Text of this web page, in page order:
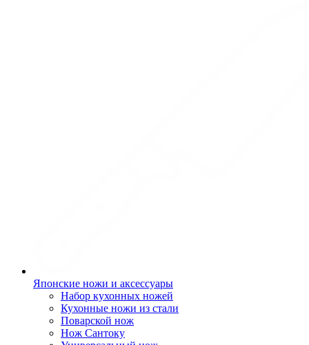
Японские ножи и аксессуары
Набор кухонных ножей
Кухонные ножи из стали
Поварской нож
Нож Сантоку